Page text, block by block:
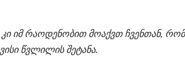
იმ რაოდენობით მოაქვთ ჩვენთან,
წვლილის შეტანა.